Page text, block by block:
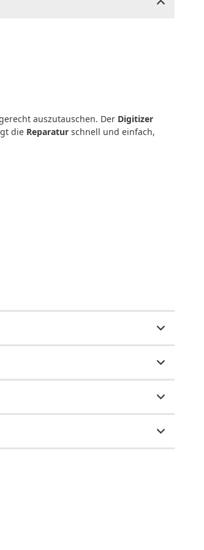
auszutauschen. Der Digitizer
die Reparatur schnell und einfach,